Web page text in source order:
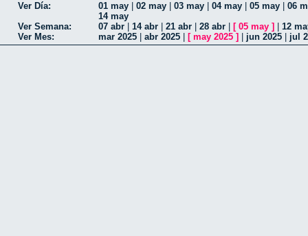
Ver Día: 01 may 02 may 03 may 04 may 05 may
06
14 may
Ver Semana:
07 abr 14 abr 21 abr 28 abr [ 05 may ]
12
Ver Mes:
mar 2025 abr 2025 [ may 2025 ] jun 2025 jul